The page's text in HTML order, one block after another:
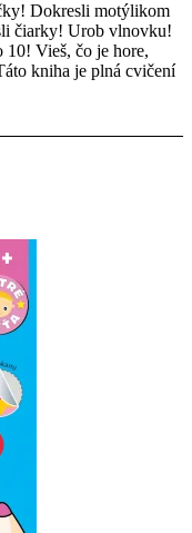
Dokresli motýlikom
čiarky! Urob vlnovku!
Vieš, čo je hore,
kniha je plná cvičení